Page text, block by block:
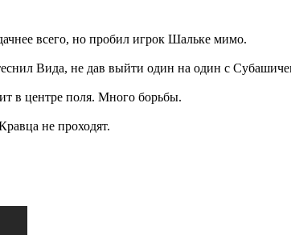
всего, но пробил игрок Шальке мимо.
Вида, не дав выйти один на один с
в центре поля. Много борьбы.
не проходят.